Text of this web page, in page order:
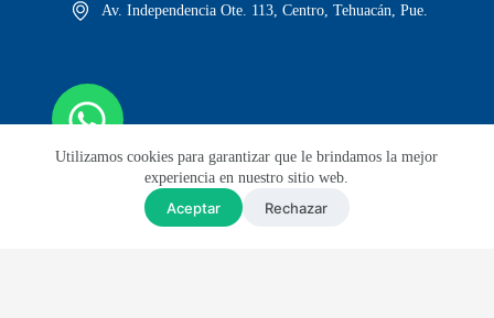
Utilizamos cookies para garantizar que le brindamos la mejor
experiencia en nuestro sitio web.
Aceptar Rechazar
Av. Independencia Ote. 113, Centro, Tehuacán, Pue.
© Todos los derechos reservados